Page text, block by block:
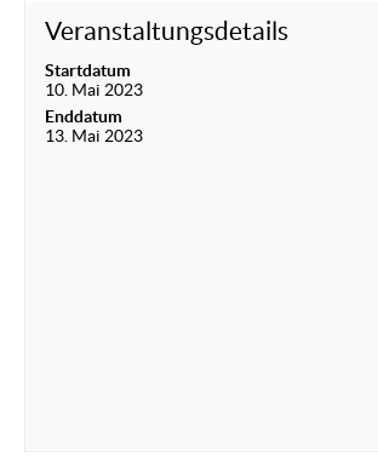
Veranstaltungsdetails
Startdatum
10. Mai 2023
Enddatum
13. Mai 2023